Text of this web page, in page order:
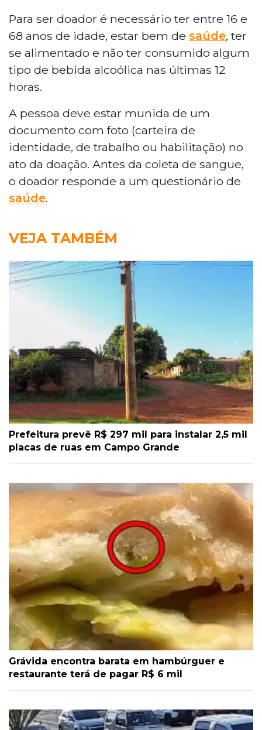
Para ser doador é necessário ter entre 16 e
68 anos de idade, estar bem de saúde, ter
se alimentado e não ter consumido algum
tipo de bebida alcoólica nas últimas 12
horas.
A pessoa deve estar munida de um
documento com foto (carteira de
identidade, de trabalho ou habilitação) no
ato da doação. Antes da coleta de sangue,
o doador responde a um questionário de
saúde.
VEJA TAMBÉM
Prefeitura prevê R$ 297 mil para instalar 2,5 mil
placas de ruas em Campo Grande
Grávida encontra barata em hambúrguer e
restaurante terá de pagar R$ 6 mil